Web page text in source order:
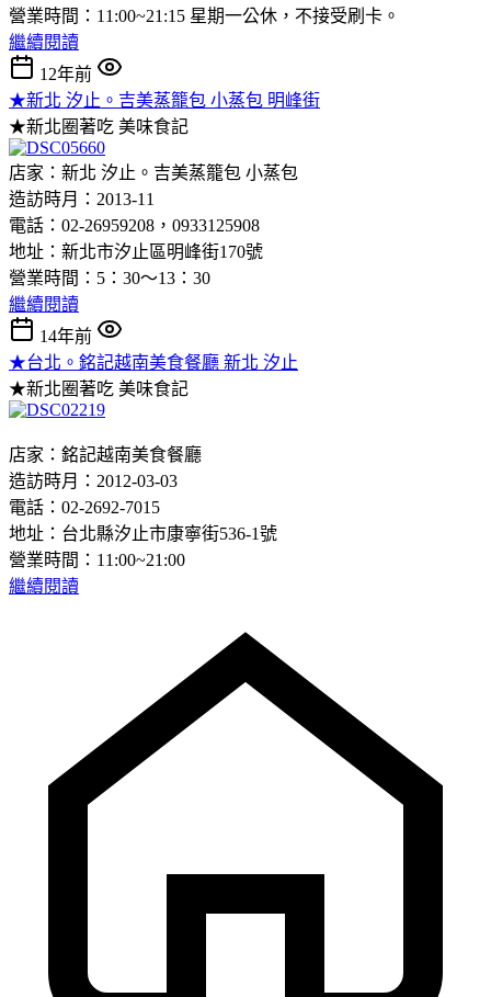
營業時間：11:00~21:15 星期一公休，不接受刷卡。
繼續閱讀
12年前
★新北 汐止。吉美蒸籠包 小蒸包 明峰街
★新北圈著吃 美味食記
店家：新北 汐止。吉美蒸籠包 小蒸包
造訪時月：2013-11
電話：02-26959208，0933125908
地址：新北市汐止區明峰街170號
營業時間：5：30～13：30
繼續閱讀
14年前
★台北。銘記越南美食餐廳 新北 汐止
★新北圈著吃 美味食記
店家：銘記越南美食餐廳
造訪時月：2012-03-03
電話：02-2692-7015
地址：台北縣汐止市康寧街536-1號
營業時間：11:00~21:00
繼續閱讀